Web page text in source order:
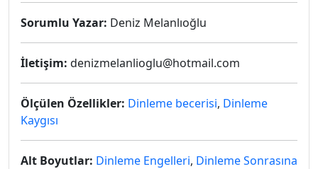
Sorumlu Yazar: Deniz Melanlıoğlu
İletişim: denizmelanlioglu@hotmail.com
Ölçülen Özellikler: Dinleme becerisi, Dinleme
Kaygısı
Alt Boyutlar: Dinleme Engelleri, Dinleme Sonrasına